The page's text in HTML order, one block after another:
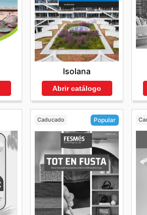
Isolana
Abrir catálogo
Caducado Popular